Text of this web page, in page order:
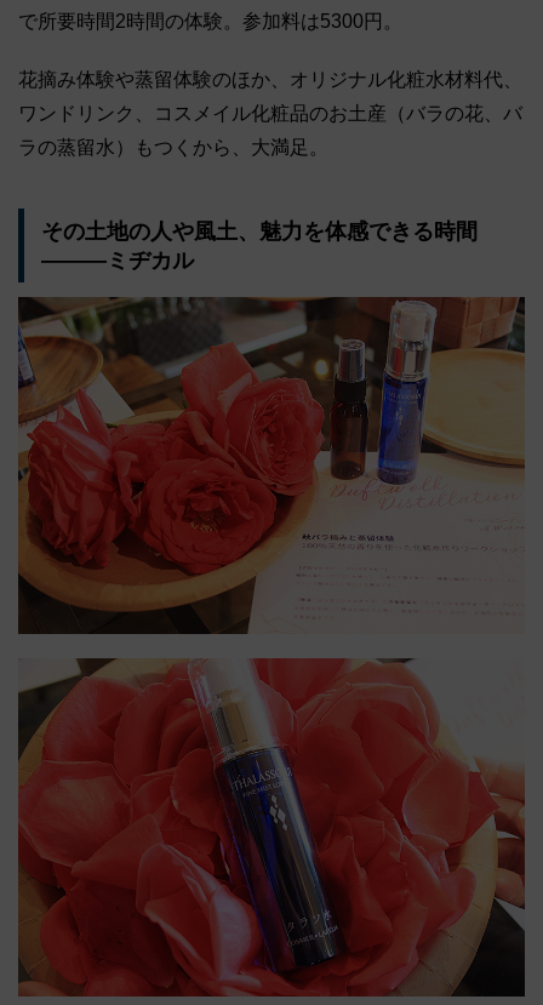
で所要時間2時間の体験。参加料は5300円。
花摘み体験や蒸留体験のほか、オリジナル化粧水材料代、
ワンドリンク、コスメイル化粧品のお土産（バラの花、バ
ラの蒸留水）もつくから、大満足。
その土地の人や風土、魅力を体感できる時間
―――ミヂカル